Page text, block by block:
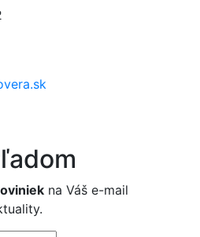
ľadom
na Váš e-mail